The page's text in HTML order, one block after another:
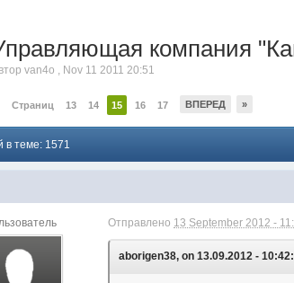
компания
van4o , Nov 11 2011 20:51
Страниц 13 14 15 16 17 ВПЕРЕД »
теме: 1571
Отправлено 13 September 2012 -
aborigen38, on 13.09.2012 - 10:42: